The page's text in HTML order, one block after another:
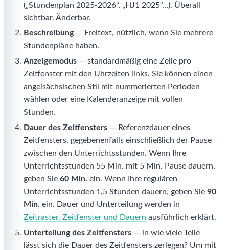
(„Stundenplan 2025-2026“, „HJ1 2025“…). Überall
sichtbar. Änderbar.
Beschreibung— Freitext, nützlich, wenn Sie mehrere
Stundenpläne haben.
Anzeigemodus — standardmäßig eine Zeile pro
Zeitfenster mit den Uhrzeiten links. Sie können einen
angelsächsischen Stil mit nummerierten Perioden
wählen oder eine Kalenderanzeige mit vollen
Stunden.
Dauer des Zeitfensters — Referenzdauer eines
Zeitfensters, gegebenenfalls einschließlich der Pause
zwischen den Unterrichtsstunden. Wenn Ihre
Unterrichtsstunden 55 Min. mit 5 Min. Pause dauern,
geben Sie60 Min. ein. Wenn Ihre regulären
Unterrichtsstunden 1,5 Stunden dauern, geben Sie90
Min. ein. Dauer und Unterteilung werden in
Zeitraster, Zeitfenster und Dauern ausführlich erklärt.
Unterteilung des Zeitfensters — in wie viele Teile
lässt sich die Dauer des Zeitfensters zerlegen? Um mit